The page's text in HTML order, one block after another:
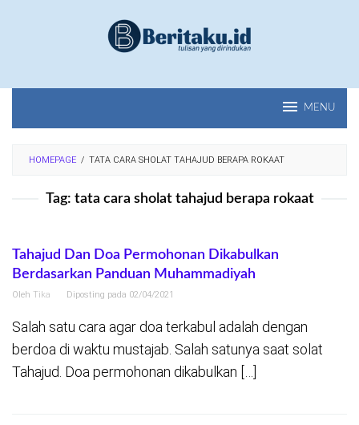
MENU
HOMEPAGE / TATA CARA SHOLAT TAHAJUD BERAPA ROKAAT
Tag: tata cara sholat tahajud berapa rokaat
Tahajud Dan Doa Permohonan Dikabulkan
Berdasarkan Panduan Muhammadiyah
Oleh Tika Diposting pada 02/04/2021
Salah satu cara agar doa terkabul adalah dengan
berdoa di waktu mustajab. Salah satunya saat solat
Tahajud. Doa permohonan dikabulkan […]